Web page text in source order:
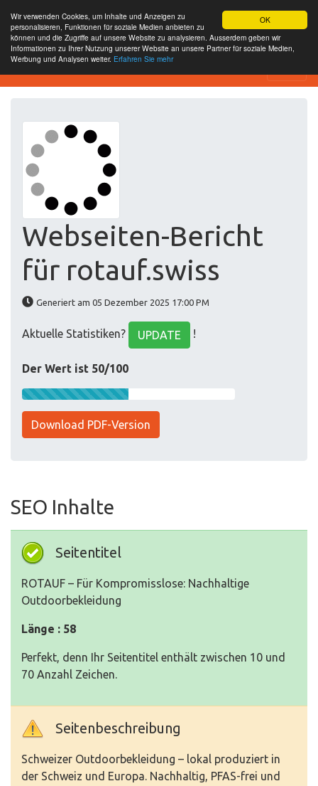
OK
Wir verwenden Cookies, um Inhalte und Anzeigen zu
personalisieren, Funktionen für soziale Medien anbieten zu
können und die Zugriffe auf unsere Website zu analysieren. Ausserdem geben wir
Informationen zu Ihrer Nutzung unserer Website an unsere Partner für soziale Medien,
Werbung und Analysen weiter. Erfahren Sie mehr
Website-SEO-Überprüfung
Webseiten-Bericht
für rotauf.swiss
Generiert am 05 Dezember 2025 17:00 PM
Aktuelle Statistiken? UPDATE !
Der Wert ist 50/100
Download PDF-Version
SEO Inhalte
Seitentitel
ROTAUF – Für Kompromisslose: Nachhaltige
Outdoorbekleidung
Länge : 58
Perfekt, denn Ihr Seitentitel enthält zwischen 10 und
70 Anzahl Zeichen.
Seitenbeschreibung
Schweizer Outdoorbekleidung – lokal produziert in
der Schweiz und Europa. Nachhaltig, PFAS-frei und